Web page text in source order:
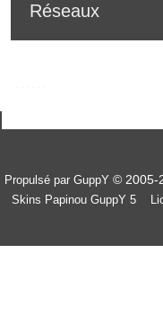
Réseaux
Propulsé par GuppY © 2005-
Skins Papinou GuppY 5